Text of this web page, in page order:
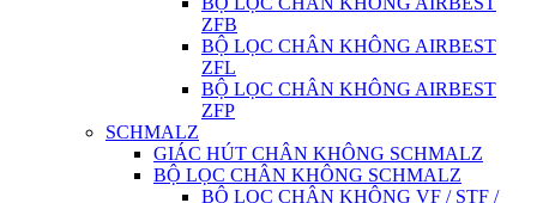
ZFB
BỘ LỌC CHÂN KHÔNG AIRBEST
ZFL
BỘ LỌC CHÂN KHÔNG AIRBEST
ZFP
SCHMALZ
GIÁC HÚT CHÂN KHÔNG SCHMALZ
BỘ LỌC CHÂN KHÔNG SCHMALZ
BỘ LỌC CHÂN KHÔNG VF / STF /